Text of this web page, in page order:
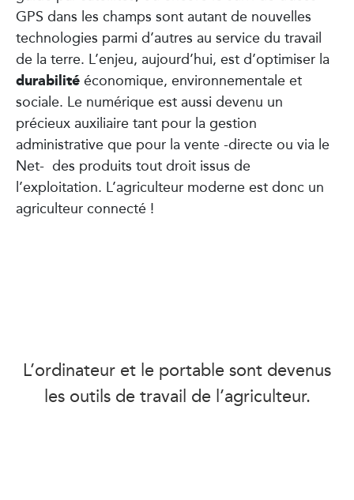
GPS dans les champs sont autant de nouvelles
technologies parmi d’autres au service du travail
de la terre. L’enjeu, aujourd’hui, est d’optimiser la
durabilitééconomique, environnementale et
sociale. Le numérique est aussi devenu un
précieux auxiliaire tant pour la gestion
administrative que pour la vente -directe ou via le
Net- des produits tout droit issus de
l’exploitation. L’agriculteur moderne est donc un
agriculteur connecté !
L’ordinateur et le portable sont devenus
les outils de travail de l’agriculteur.